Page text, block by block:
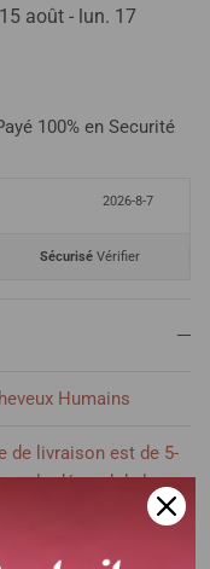
août - lun. 17
100% en Securité
2026-8-7
SécuriséVérifier
Humains
de livraison est de 5-
, cela dépend de la
et la transite de la